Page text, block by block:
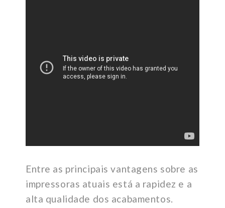
Entre as principais vantagens sobre as
impressoras atuais está a rapidez e a
alta qualidade dos acabamentos.